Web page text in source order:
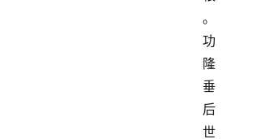
。
功
隆
垂
后
世